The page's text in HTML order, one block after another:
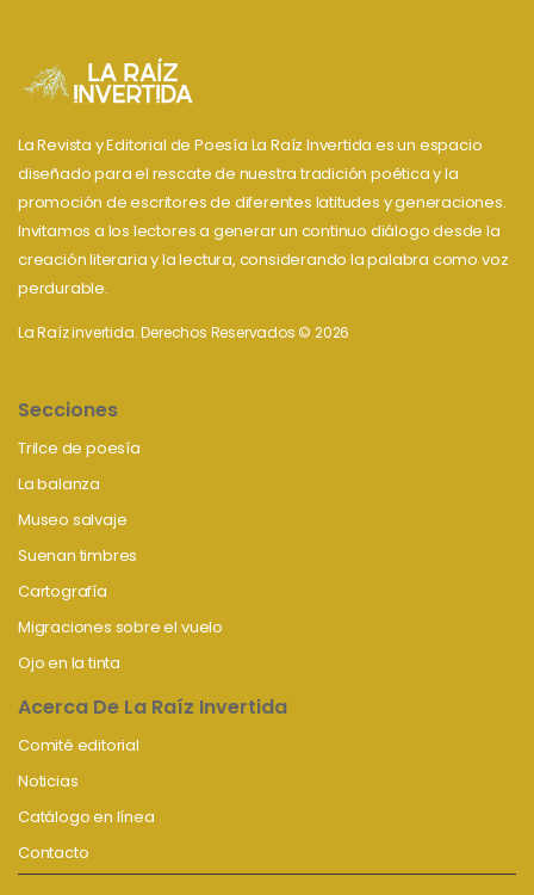
La Revista y Editorial de Poesía La Raíz Invertida es un espacio
diseñado para el rescate de nuestra tradición poética y la
promoción de escritores de diferentes latitudes y generaciones.
Invitamos a los lectores a generar un continuo diálogo desde la
creación literaria y la lectura, considerando la palabra como voz
perdurable.
La Raíz invertida. Derechos Reservados © 2026
Secciones
Trilce de poesía
La balanza
Museo salvaje
Suenan timbres
Cartografía
Migraciones sobre el vuelo
Ojo en la tinta
Acerca De La Raíz Invertida
Comité editorial
Noticias
Catálogo en línea
Contacto